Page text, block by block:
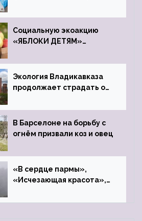
Социальную экоакцию
«ЯБЛОКИ ДЕТЯМ»
Экология Владикавказа
продолжает страдать от
завода
В Барселоне на борьбу с
огнём призвали коз и овец
«В сердце пармы»,
«Исчезающая красота»,